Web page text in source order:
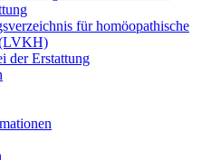
für homöopathische
der Erstattung